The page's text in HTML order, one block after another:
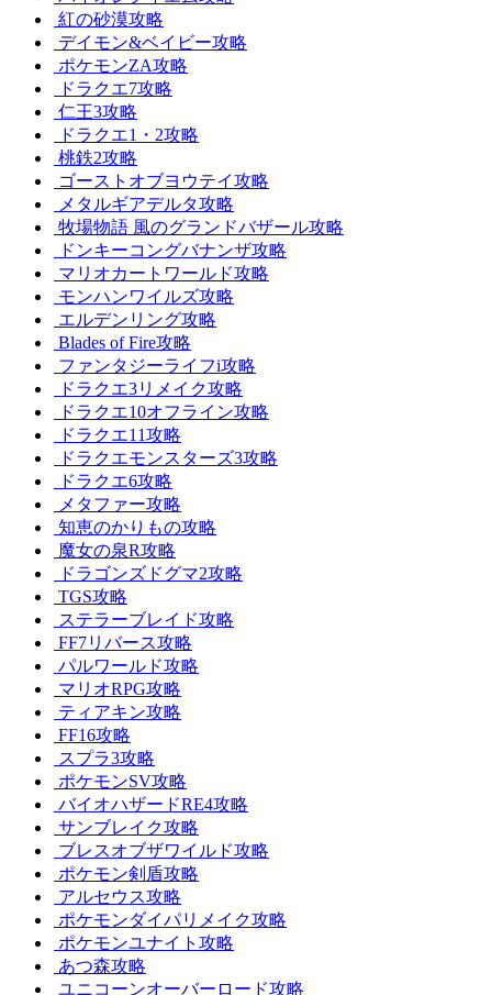
紅の砂漠攻略
デイモン&ベイビー攻略
ポケモンZA攻略
ドラクエ7攻略
仁王3攻略
ドラクエ1・2攻略
桃鉄2攻略
ゴーストオブヨウテイ攻略
メタルギアデルタ攻略
牧場物語 風のグランドバザール攻略
ドンキーコングバナンザ攻略
マリオカートワールド攻略
モンハンワイルズ攻略
エルデンリング攻略
Blades of Fire攻略
ファンタジーライフi攻略
ドラクエ3リメイク攻略
ドラクエ10オフライン攻略
ドラクエ11攻略
ドラクエモンスターズ3攻略
ドラクエ6攻略
メタファー攻略
知恵のかりもの攻略
魔女の泉R攻略
ドラゴンズドグマ2攻略
TGS攻略
ステラーブレイド攻略
FF7リバース攻略
パルワールド攻略
マリオRPG攻略
ティアキン攻略
FF16攻略
スプラ3攻略
ポケモンSV攻略
バイオハザードRE4攻略
サンブレイク攻略
ブレスオブザワイルド攻略
ポケモン剣盾攻略
アルセウス攻略
ポケモンダイパリメイク攻略
ポケモンユナイト攻略
あつ森攻略
ユニコーンオーバーロード攻略